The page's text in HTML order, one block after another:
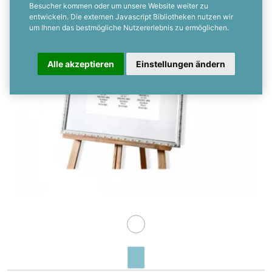
Besucher kommen oder um unsere Website weiter zu
entwickeln. Die externen Javascript Bibliotheken nutzen wir
um Ihnen das bestmögliche Nutzererlebnis zu ermöglichen.
Alle akzeptieren Einstellungen ändern